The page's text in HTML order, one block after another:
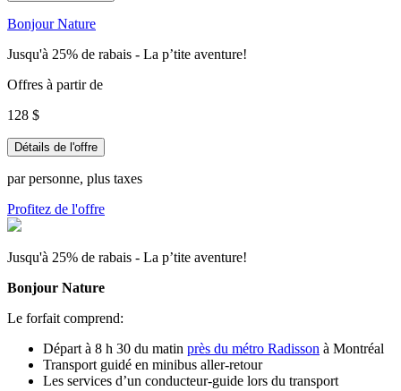
Bonjour Nature
Jusqu'à 25% de rabais - La p’tite aventure!
Offres à partir de
128 $
Détails de l'offre
par personne, plus taxes
Profitez de l'offre
Jusqu'à 25% de rabais - La p’tite aventure!
Bonjour Nature
Le forfait comprend:
Départ à 8 h 30 du matin près du métro Radisson à Montréal
Transport guidé en minibus aller-retour
Les services d’un conducteur-guide lors du transport